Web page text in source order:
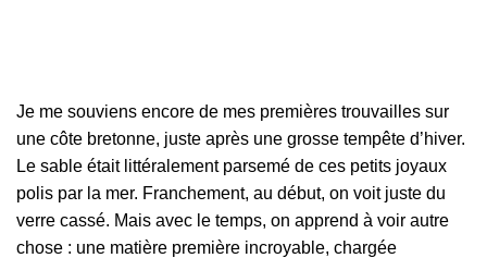
Je me souviens encore de mes premières trouvailles sur
une côte bretonne, juste après une grosse tempête d’hiver.
Le sable était littéralement parsemé de ces petits joyaux
polis par la mer. Franchement, au début, on voit juste du
verre cassé. Mais avec le temps, on apprend à voir autre
chose : une matière première incroyable, chargée